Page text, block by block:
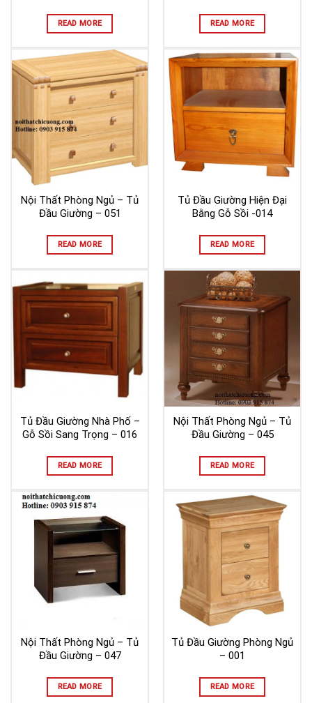
READ MORE READ MORE
Nội Thất Phòng Ngủ – Tủ
Đầu Giường – 051
READ MORE
Tủ Đầu Giường Hiện Đại
Bằng Gỗ Sồi -014
READ MORE
Tủ Đầu Giường Nhà Phố –
Gỗ Sồi Sang Trọng – 016
READ MORE
Nội Thất Phòng Ngủ – Tủ
Đầu Giường – 045
READ MORE
Nội Thất Phòng Ngủ – Tủ
Đầu Giường – 047
READ MORE
Tủ Đầu Giường Phòng Ngủ
– 001
READ MORE